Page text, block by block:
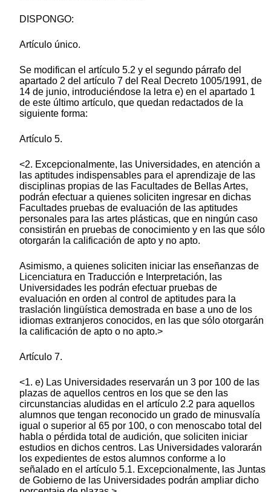
DISPONGO:
Artículo único.
Se modifican el artículo 5.2 y el segundo párrafo del
apartado 2 del artículo 7 del Real Decreto 1005/1991, de
14 de junio, introduciéndose la letra e) en el apartado 1
de este último artículo, que quedan redactados de la
siguiente forma:
Artículo 5.
<2. Excepcionalmente, las Universidades, en atención a
las aptitudes indispensables para el aprendizaje de las
disciplinas propias de las Facultades de Bellas Artes,
podrán efectuar a quienes soliciten ingresar en dichas
Facultades pruebas de evaluación de las aptitudes
personales para las artes plásticas, que en ningún caso
consistirán en pruebas de conocimiento y en las que sólo
otorgarán la calificación de apto y no apto.
Asimismo, a quienes soliciten iniciar las enseñanzas de
Licenciatura en Traducción e Interpretación, las
Universidades les podrán efectuar pruebas de
evaluación en orden al control de aptitudes para la
traslación lingüística demostrada en base a uno de los
idiomas extranjeros conocidos, en las que sólo otorgarán
la calificación de apto o no apto.>
Artículo 7.
<1. e) Las Universidades reservarán un 3 por 100 de las
plazas de aquellos centros en los que se den las
circunstancias aludidas en el artículo 2.2 para aquellos
alumnos que tengan reconocido un grado de minusvalía
igual o superior al 65 por 100, o con menoscabo total del
habla o pérdida total de audición, que soliciten iniciar
estudios en dichos centros. Las Universidades valorarán
los expedientes de estos alumnos conforme a lo
señalado en el artículo 5.1. Excepcionalmente, las Juntas
de Gobierno de las Universidades podrán ampliar dicho